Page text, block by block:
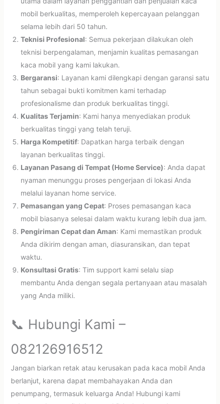
mobil berkualitas, memperoleh kepercayaan pelanggan
selama lebih dari 50 tahun.
Teknisi Profesional: Semua pekerjaan dilakukan oleh
teknisi berpengalaman, menjamin kualitas pemasangan
kaca mobil yang kami lakukan.
Bergaransi: Layanan kami dilengkapi dengan garansi satu
tahun sebagai bukti komitmen kami terhadap
profesionalisme dan produk berkualitas tinggi.
Kualitas Terjamin: Kami hanya menyediakan produk
berkualitas tinggi yang telah teruji.
Harga Kompetitif: Dapatkan harga terbaik dengan
layanan berkualitas tinggi.
Layanan Pasang di Tempat (Home Service): Anda dapat
nyaman menunggu proses pengerjaan di lokasi Anda
melalui layanan home service.
Pemasangan yang Cepat: Proses pemasangan kaca
mobil biasanya selesai dalam waktu kurang lebih dua jam.
Pengiriman Cepat dan Aman: Kami memastikan produk
Anda dikirim dengan aman, diasuransikan, dan tepat
waktu.
Konsultasi Gratis: Tim support kami selalu siap
membantu Anda dengan segala pertanyaan atau masalah
yang Anda miliki.
📞 Hubungi Kami –
082126916512
Jangan biarkan retak atau kerusakan pada kaca mobil Anda
berlanjut, karena dapat membahayakan Anda dan
penumpang, termasuk keluarga Anda! Hubungi kami